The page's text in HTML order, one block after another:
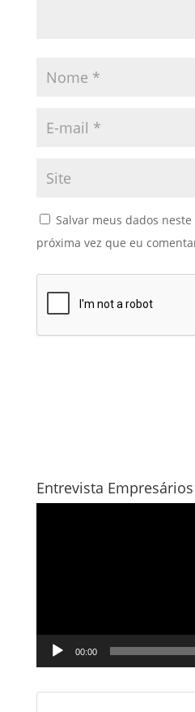
Salvar meus dados
próxima vez que eu
Entrevista
00:00